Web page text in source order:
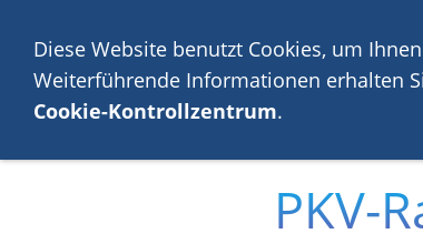
PKV-
Diese Website benutzt Cookies, um
Weiterführende Informationen erhalten
Cookie-Kontrollzentrum.